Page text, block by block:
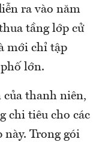
ra vào năm
tầng lớp cử
mới chỉ tập
lớn.
thanh niên,
chi tiêu cho các
Trong gói